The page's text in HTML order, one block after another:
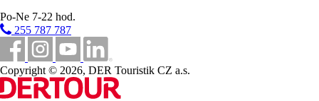
Po-Ne 7-22 hod.
255 787 787
Copyright © 2026, DER Touristik CZ a.s.